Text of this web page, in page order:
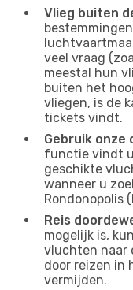
Vlieg buiten
veel vraag
meestal hun
buiten het
vliegen, is de
tickets vindt.
Gebruik onze
functie vindt
geschikte
wanneer u
Rondonopolis
Reis
mogelijk is,
vluchten naar
door reizen in
vermijden.